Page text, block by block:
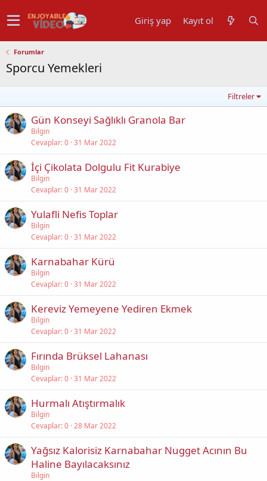
Giriş yap Kayıt ol
Forumlar
Sporcu Yemekleri
Filtreler
Gün Konseyi Sağlıklı Granola Bar
Bilgin
Cevaplar 0 31 Mar 2022
İçi Çikolata Dolgulu Fit Kurabiye
Bilgin
Cevaplar 0 31 Mar 2022
Yulafli Nefis Toplar
Bilgin
Cevaplar 0 31 Mar 2022
Karnabahar Kürü
Bilgin
Cevaplar 0 31 Mar 2022
Kereviz Yemeyene Yediren Ekmek
Bilgin
Cevaplar 0 31 Mar 2022
Fırında Brüksel Lahanası
Bilgin
Cevaplar 0 31 Mar 2022
Hurmalı Atıştırmalık
Bilgin
Cevaplar 0 28 Mar 2022
Yağsız Kalorisiz Karnabahar Nugget Acının Bu
Haline Bayılacaksınız
Bilgin